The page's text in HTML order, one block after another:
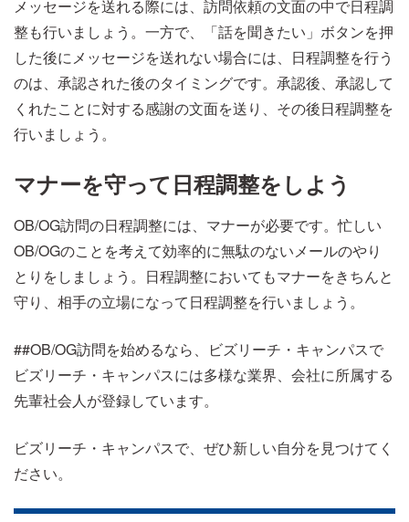
メッセージを送れる際には、訪問依頼の文面の中で日程調
整も行いましょう。一方で、「話を聞きたい」ボタンを押
した後にメッセージを送れない場合には、日程調整を行う
のは、承認された後のタイミングです。承認後、承認して
くれたことに対する感謝の文面を送り、その後日程調整を
行いましょう。
マナーを守って日程調整をしよう
OB/OG訪問の日程調整には、マナーが必要です。忙しい
OB/OGのことを考えて効率的に無駄のないメールのやり
とりをしましょう。日程調整においてもマナーをきちんと
守り、相手の立場になって日程調整を行いましょう。
##OB/OG訪問を始めるなら、ビズリーチ・キャンパスで
ビズリーチ・キャンパスには多様な業界、会社に所属する
先輩社会人が登録しています。
ビズリーチ・キャンパスで、ぜひ新しい自分を見つけてく
ださい。